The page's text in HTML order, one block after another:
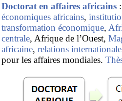
Doctorat en affaires africains :
économiques africains,
transformation économique,
centrale, Afrique de l’Ouest,
africaine, relations
pour les affaires mondiales.